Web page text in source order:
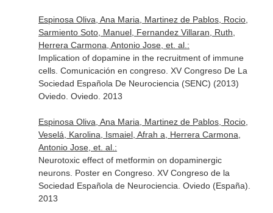
Espinosa Oliva, Ana Maria, Martinez de Pablos, Rocio,
Sarmiento Soto, Manuel, Fernandez Villaran, Ruth,
Herrera Carmona, Antonio Jose, et. al.:
Implication of dopamine in the recruitment of immune
cells. Comunicación en congreso. XV Congreso De La
Sociedad Española De Neurociencia (SENC) (2013)
Oviedo. Oviedo. 2013
Espinosa Oliva, Ana Maria, Martinez de Pablos, Rocio,
Veselá, Karolina, Ismaiel, Afrah a, Herrera Carmona,
Antonio Jose, et. al.:
Neurotoxic effect of metformin on dopaminergic
neurons. Poster en Congreso. XV Congreso de la
Sociedad Española de Neurociencia. Oviedo (España).
2013